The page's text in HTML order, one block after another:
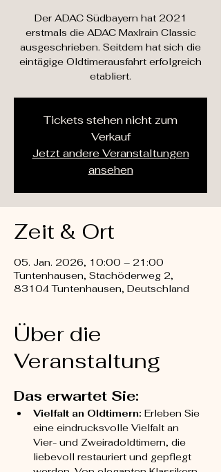
Der ADAC Südbayern hat 2021
erstmals die ADAC Maxlrain Classic
ausgeschrieben. Seitdem hat sich die
eintägige Oldtimerausfahrt erfolgreich
etabliert.
Tickets stehen nicht zum
Verkauf
Jetzt andere Veranstaltungen
ansehen
Zeit & Ort
05. Jan. 2026, 10:00 – 21:00
Tuntenhausen, Stachöderweg 2,
83104 Tuntenhausen, Deutschland
Über die
Veranstaltung
Das erwartet Sie:
Vielfalt an Oldtimern: Erleben Sie
eine eindrucksvolle Vielfalt an
Vier- und Zweiradoldtimern, die
liebevoll restauriert und gepflegt